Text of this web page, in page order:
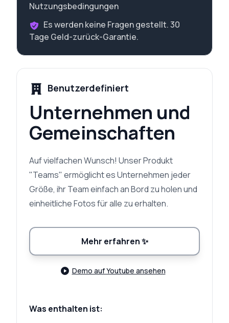
Nutzungsbedingungen
Es werden keine Fragen gestellt. 30
Tage Geld-zurück-Garantie.
Benutzerdefiniert
Unternehmen und
Gemeinschaften
Auf vielfachen Wunsch! Unser Produkt
"Teams" ermöglicht es Unternehmen jeder
Größe, ihr Team einfach an Bord zu holen und
einheitliche Fotos für alle zu erhalten.
Mehr erfahren✨
Demo auf Youtube ansehen
Was enthalten ist: